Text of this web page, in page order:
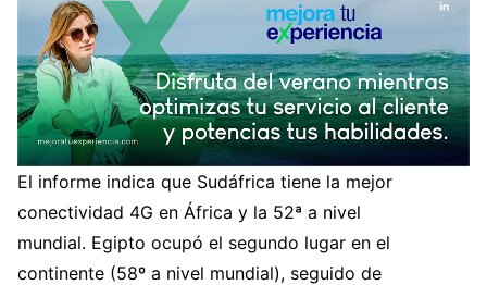
El informe indica que Sudáfrica tiene la mejor
conectividad 4G en África y la 52ª a nivel
mundial. Egipto ocupó el segundo lugar en el
continente (58º a nivel mundial), seguido de